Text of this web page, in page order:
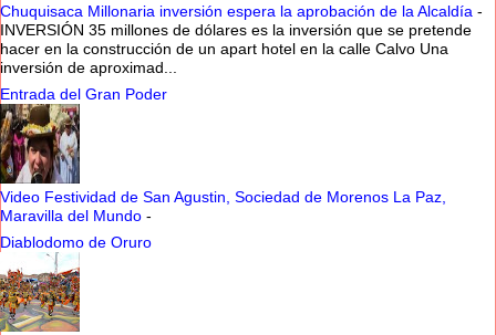
Chuquisaca Millonaria inversión espera la aprobación de la Alcaldía -
INVERSIÓN 35 millones de dólares es la inversión que se pretende
hacer en la construcción de un apart hotel en la calle Calvo Una
inversión de aproximad...
Entrada del Gran Poder
Video Festividad de San Agustin, Sociedad de Morenos La Paz,
Maravilla del Mundo -
Diablodomo de Oruro